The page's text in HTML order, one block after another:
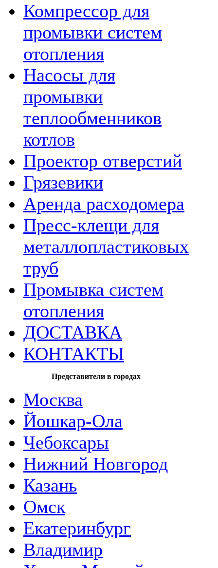
Компрессор для
промывки систем
отопления
Насосы для
промывки
теплообменников
котлов
Проектор отверстий
Грязевики
Аренда расходомера
Пресс-клещи для
металлопластиковых
труб
Промывка систем
отопления
ДОСТАВКА
КОНТАКТЫ
Представители в городах
Москва
Йошкар-Ола
Чебоксары
Нижний Новгород
Казань
Омск
Екатеринбург
Владимир